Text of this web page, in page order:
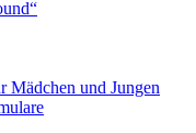
Mädchen und Jungen